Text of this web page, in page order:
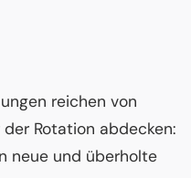
reichen von
Rotation abdecken:
neue und überholte